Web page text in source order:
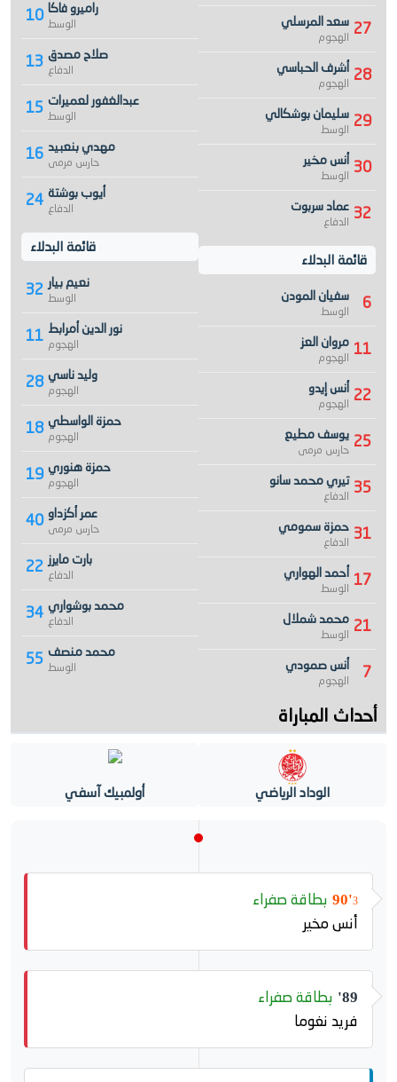
10 راميرو فاكا
الوسط
13 صلاح مصدق
الدفاع
15 عبدالغفور لعميرات
الوسط
16 مهدي بنعبيد
حارس مرمى
24 أيوب بوشتة
الدفاع
قائمة البدلاء
32 نعيم بيار
الوسط
11 نور الدين أمرابط
الهجوم
28 وليد ناسي
الهجوم
18 حمزة الواسطي
الهجوم
19 حمزة هنوري
الهجوم
40 عمر أكزداو
حارس مرمى
22 بارت مايرز
الدفاع
34 محمد بوشواري
الدفاع
55 محمد منصف
الوسط
27 سعد المرسلي
الهجوم
28 أشرف الحباسي
الهجوم
29 سليمان بوشكالي
الوسط
30 أنس مخير
الوسط
32 عماد سربوت
الدفاع
قائمة البدلاء
6 سفيان المودن
الوسط
11 مروان العز
الهجوم
22 أنس إيدو
الهجوم
25 يوسف مطيع
حارس مرمى
35 تيري محمد سانو
الدفاع
31 حمزة سمومي
الدفاع
17 أحمد الهواري
الوسط
21 محمد شملال
الوسط
7 أنس صمودي
الهجوم
أحداث المباراة
الوداد الرياضي أولمبيك آسفي
90'3
بطاقة صفراء
أنس مخير
89' بطاقة صفراء
فريد نغوما